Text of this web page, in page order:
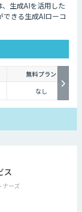
生成AIを活用した
きる生成AIローコ
無料プラン
なし
ス
ナーズ